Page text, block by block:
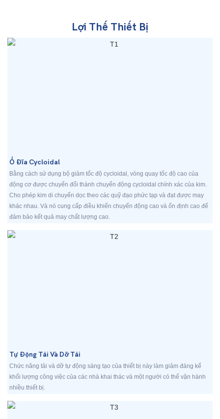
Lợi Thế Thiết Bị
Ổ Đĩa Cycloidal
Bằng cách sử dụng bộ giảm tốc độ cycloidal, vòng quay tốc độ cao của
động cơ được chuyển đổi thành chuyển động cycloidal chính xác của kim.
Cho phép kim di chuyển dọc theo các quỹ đạo phức tạp và đạt được may
khác nhau. Và nó cung cấp điều khiển chuyển động cao và ổn định cao để
đảm bảo kết quả may chất lượng cao.
Tự Động Tải Và Dỡ Tải
Chức năng tải và dỡ tự động sáng tạo của thiết bị này làm giảm đáng kể
khối lượng công việc của các nhà khai thác và một người có thể vận hành
nhiều thiết bị.